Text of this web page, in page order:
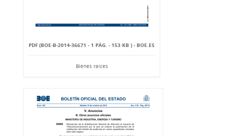
PDF (BOE-B-2014-36671 - 1 PÁG. - 153 KB ) - BOE.ES
Bienes raíces